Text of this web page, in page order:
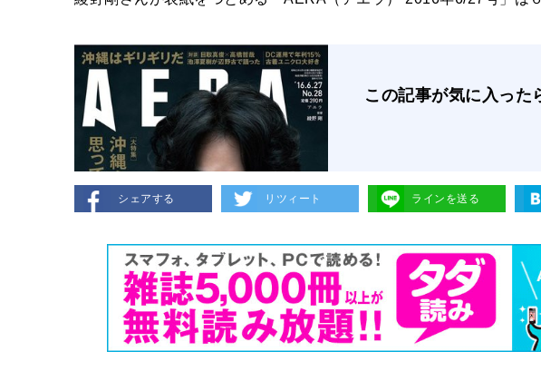
この記事が気に入った
シェアする リツィート ラインを送る